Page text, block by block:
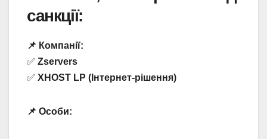
санкції:
📌 Компанії:
✅ Zservers
✅ XHOST LP (Інтернет-рішення)
📌 Особи: